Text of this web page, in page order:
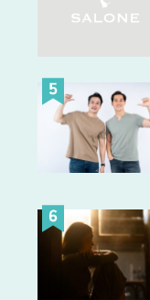
神様はそこまで心
でも、持ちすぎる
押してくれるもの
確かに効果が薄れ
ひとつのお守りを
いに管理するほう
オバサン財布の
ここでいうカード
レジットカードも